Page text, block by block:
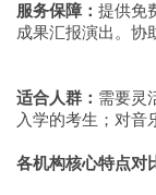
服务保障： 提供免
成果汇报演出。协
适合人群： 需要灵
入学的考生；对音
各机构核心特点对